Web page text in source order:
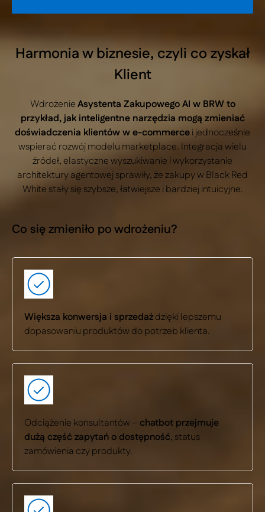
Harmonia w biznesie, czyli co zyskał
Klient
WdrożenieAsystenta Zakupowego AI w BRW to
przykład, jak inteligentne narzędzia mogą zmieniać
doświadczenia klientów w e-commercei jednocześnie
wspierać rozwój modelu marketplace. Integracja wielu
źródeł, elastyczne wyszukiwanie i wykorzystanie
architektury agentowej sprawiły, że zakupy w Black Red
White stały się szybsze, łatwiejsze i bardziej intuicyjne.
Co się zmieniło po wdrożeniu?
Większa konwersja i sprzedażdzięki lepszemu
dopasowaniu produktów do potrzeb klienta.
Odciążenie konsultantów –chatbot przejmuje
dużą część zapytań o dostępność, status
zamówienia czy produkty.